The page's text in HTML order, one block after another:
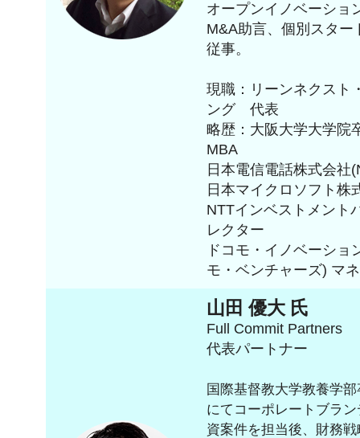
オープンイノベーショ
M&A助言、個別スタ
従事。
現職：リーンネクスト
ング 代表
略歴：大阪大学大学院
MBA
日本電信電話株式会
日本マイクロソフト
NTTインベストメント
レクター
ドコモ・イノベーシ
モ・ベンチャーズ) マ
山田 優大 氏
Full Commit Partners
代表パートナー
国際基督教大学教養学
にてコーポレートブラ
資案件を担当後、財務